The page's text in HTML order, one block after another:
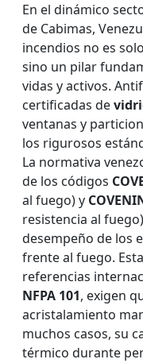
En el dinámico
de Cabimas,
incendios no es
sino un pilar
vidas y activos.
certificadas de
ventanas y
los rigurosos
La normativa
de los códigos
al fuego) y
resistencia al
desempeño de los
frente al fuego.
referencias
NFPA 101, exigen
acristalamiento
muchos casos, su
térmico durante